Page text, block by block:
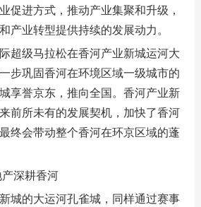
促进方式，推动产业集聚和升级，
产业转型提供持续的发展动力。
超级马拉松在香河产业新城运河大
步巩固香河在环境区域一级城市的
享誉京东，推向全国。香河产业新
前所未有的发展契机，加快了香河
终会带动整个香河在环京区域的蓬
深耕香河
城的大运河孔雀城，同样通过赛事